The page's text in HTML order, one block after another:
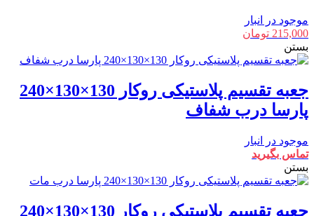
موجود در انبار
215,000 تومان
بستن
جعبه تقسیم پلاستیکی روکار 130×130×240
پارسا درب شفاف
موجود در انبار
تماس بگیرید
بستن
جعبه تقسیم پلاستیکی روکار 130×130×240